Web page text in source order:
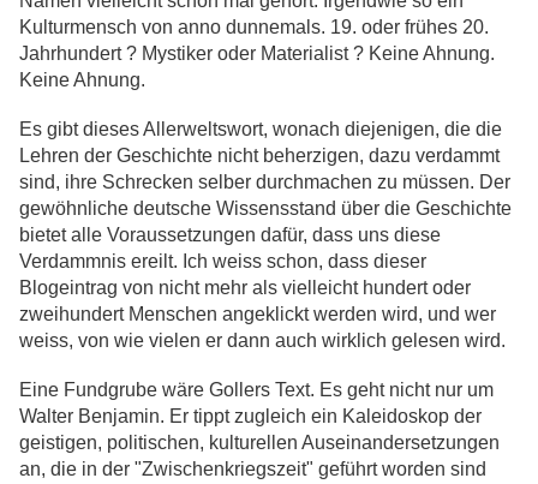
Kulturmensch von anno dunnemals. 19. oder frühes 20.
Jahrhundert ? Mystiker oder Materialist ? Keine Ahnung.
Keine Ahnung.
Es gibt dieses Allerweltswort, wonach diejenigen, die die
Lehren der Geschichte nicht beherzigen, dazu verdammt
sind, ihre Schrecken selber durchmachen zu müssen. Der
gewöhnliche deutsche Wissensstand über die Geschichte
bietet alle Voraussetzungen dafür, dass uns diese
Verdammnis ereilt. Ich weiss schon, dass dieser
Blogeintrag von nicht mehr als vielleicht hundert oder
zweihundert Menschen angeklickt werden wird, und wer
weiss, von wie vielen er dann auch wirklich gelesen wird.
Eine Fundgrube wäre Gollers Text. Es geht nicht nur um
Walter Benjamin. Er tippt zugleich ein Kaleidoskop der
geistigen, politischen, kulturellen Auseinandersetzungen
an, die in der "Zwischenkriegszeit" geführt worden sind